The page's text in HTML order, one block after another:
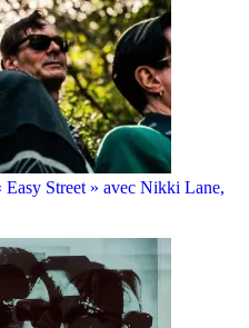
Easy Street » avec Nikki Lane,